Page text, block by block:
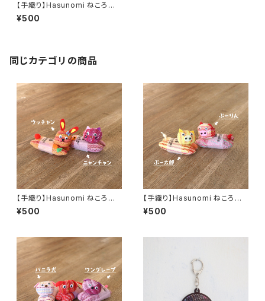
【手織り】Hasunomi ねころび
動物（うま）
¥500
同じカテゴリの商品
【手織り】Hasunomi ねころび
動物（うさぎとねこ）
¥500
【手織り】Hasunomi ねころび
動物（ぶた）
¥500